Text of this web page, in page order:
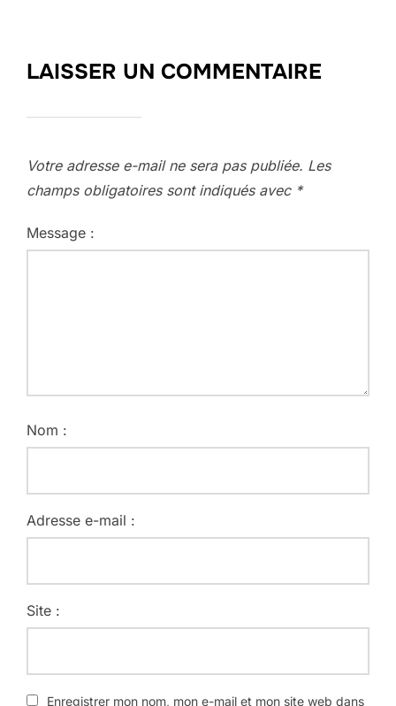
LAISSER UN COMMENTAIRE
Votre adresse e-mail ne sera pas publiée. Les
champs obligatoires sont indiqués avec *
Message :
Nom :
Adresse e-mail :
Site :
Enregistrer mon nom, mon e-mail et mon site web dans